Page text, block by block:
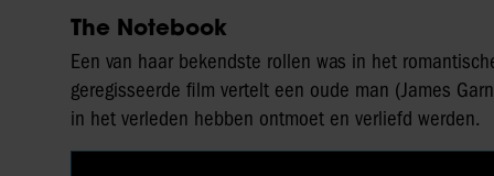
The Notebook
Een van haar bekendste rollen was in het
geregisseerde film vertelt een oude man (James
in het verleden hebben ontmoet en verliefd werden.